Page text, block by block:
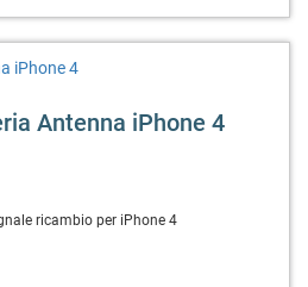
Antenna iPhone 4
ricambio per iPhone 4